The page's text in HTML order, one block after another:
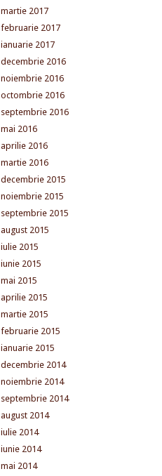
martie 2017
februarie 2017
ianuarie 2017
decembrie 2016
noiembrie 2016
octombrie 2016
septembrie 2016
mai 2016
aprilie 2016
martie 2016
decembrie 2015
noiembrie 2015
septembrie 2015
august 2015
iulie 2015
iunie 2015
mai 2015
aprilie 2015
martie 2015
februarie 2015
ianuarie 2015
decembrie 2014
noiembrie 2014
septembrie 2014
august 2014
iulie 2014
iunie 2014
mai 2014